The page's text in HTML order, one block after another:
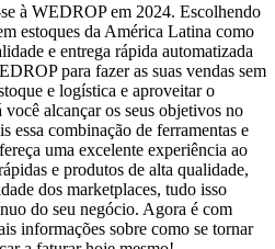
à WEDROP em 2024. Escolhendo
estoques da América Latina como
e entrega rápida automatizada
para fazer as suas vendas sem
e logística e aproveitar o
alcançar os seus objetivos no
essa combinação de ferramentas e
uma excelente experiência ao
e produtos de alta qualidade,
dos marketplaces, tudo isso
do seu negócio. Agora é com
informações sobre como se tornar